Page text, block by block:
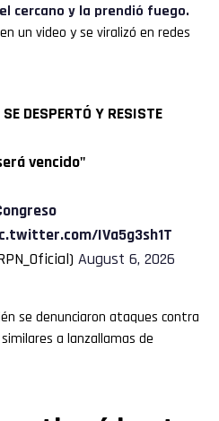
cercano y la prendió fuego.
un video y se viralizó en redes
DESPERTÓ Y RESISTE
vencido"
IVa5g3sh1T
August 6, 2026
se denunciaron ataques contra
a lanzallamas de